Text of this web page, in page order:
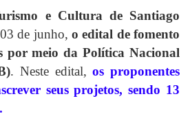
e Cultura de Santiago
de junho, o edital de fomento
por meio da Política Nacional
. Neste edital,os proponentes
seus projetos, sendo 13